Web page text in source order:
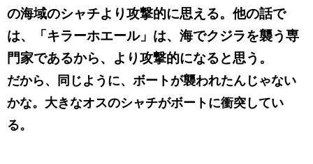
の海域のシャチより攻撃的に思える。他の話で
は、「キラーホエール」は、海でクジラを襲う専
門家であるから、より攻撃的になると思う。
だから、同じように、ボートが襲われたんじゃない
かな。大きなオスのシャチがボートに衝突してい
る。